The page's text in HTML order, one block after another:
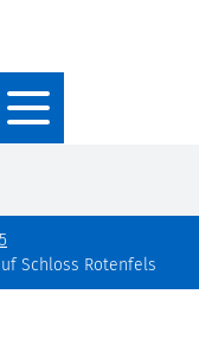
Schloss Rotenfels